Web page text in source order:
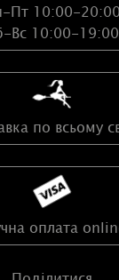
Пт 10:00-20:00
Вс 10:00-19:00
по всьому
оплата